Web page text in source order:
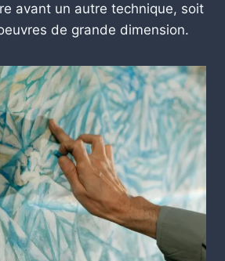
avant un autre technique, soit
de grande dimension.